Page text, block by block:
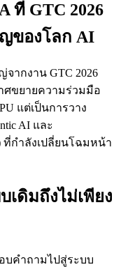
ที่ GTC 2026
ของโลก AI
ากงาน GTC 2026
าศขยายความร่วมมือ
แต่เป็นการวาง
AI และ
ที่กำลังเปลี่ยนโฉมหน้า
เดิมถึงไม่เพียง
บคำถามไปสู่ระบบ